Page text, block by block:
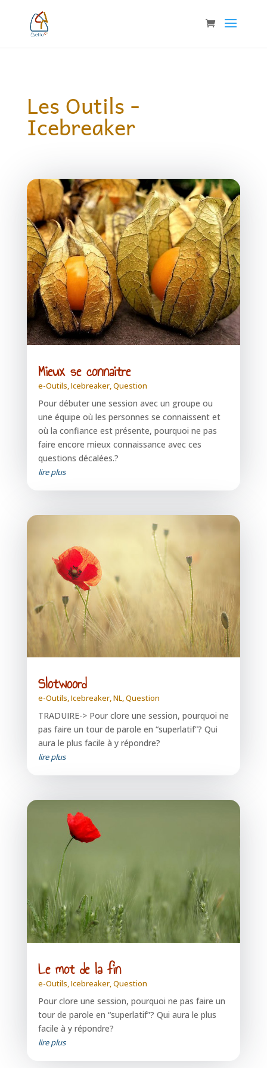
Les Outils -
Icebreaker
Mieux se connaitre
e-Outils,Icebreaker,Question
Pour débuter une session avec un groupe ou
une équipe où les personnes se connaissent et
où la confiance est présente, pourquoi ne pas
faire encore mieux connaissance avec ces
questions décalées.?
lire plus
Slotwoord
e-Outils,Icebreaker,NL,Question
TRADUIRE-> Pour clore une session, pourquoi ne
pas faire un tour de parole en “superlatif”? Qui
aura le plus facile à y répondre?
lire plus
Le mot de la fin
e-Outils,Icebreaker,Question
Pour clore une session, pourquoi ne pas faire un
tour de parole en “superlatif”? Qui aura le plus
facile à y répondre?
lire plus